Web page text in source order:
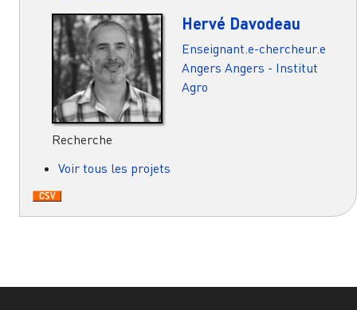
Hervé Davodeau
Enseignant.e-chercheur.e
Angers Angers - Institut
Agro
Recherche
Voir tous les projets